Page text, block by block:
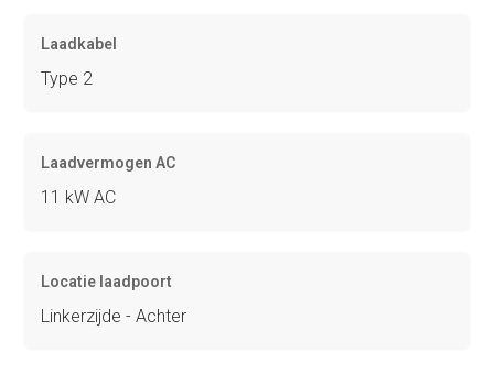
Laadkabel
Type 2
Laadvermogen AC
11 kW AC
Locatie laadpoort
Linkerzijde - Achter